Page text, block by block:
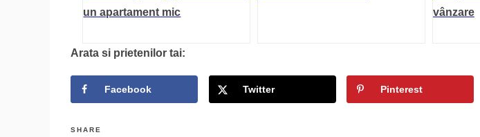
un apartament mic
vânzare
Arata si prietenilor tai:
Facebook Twitter Pinterest
SHARE